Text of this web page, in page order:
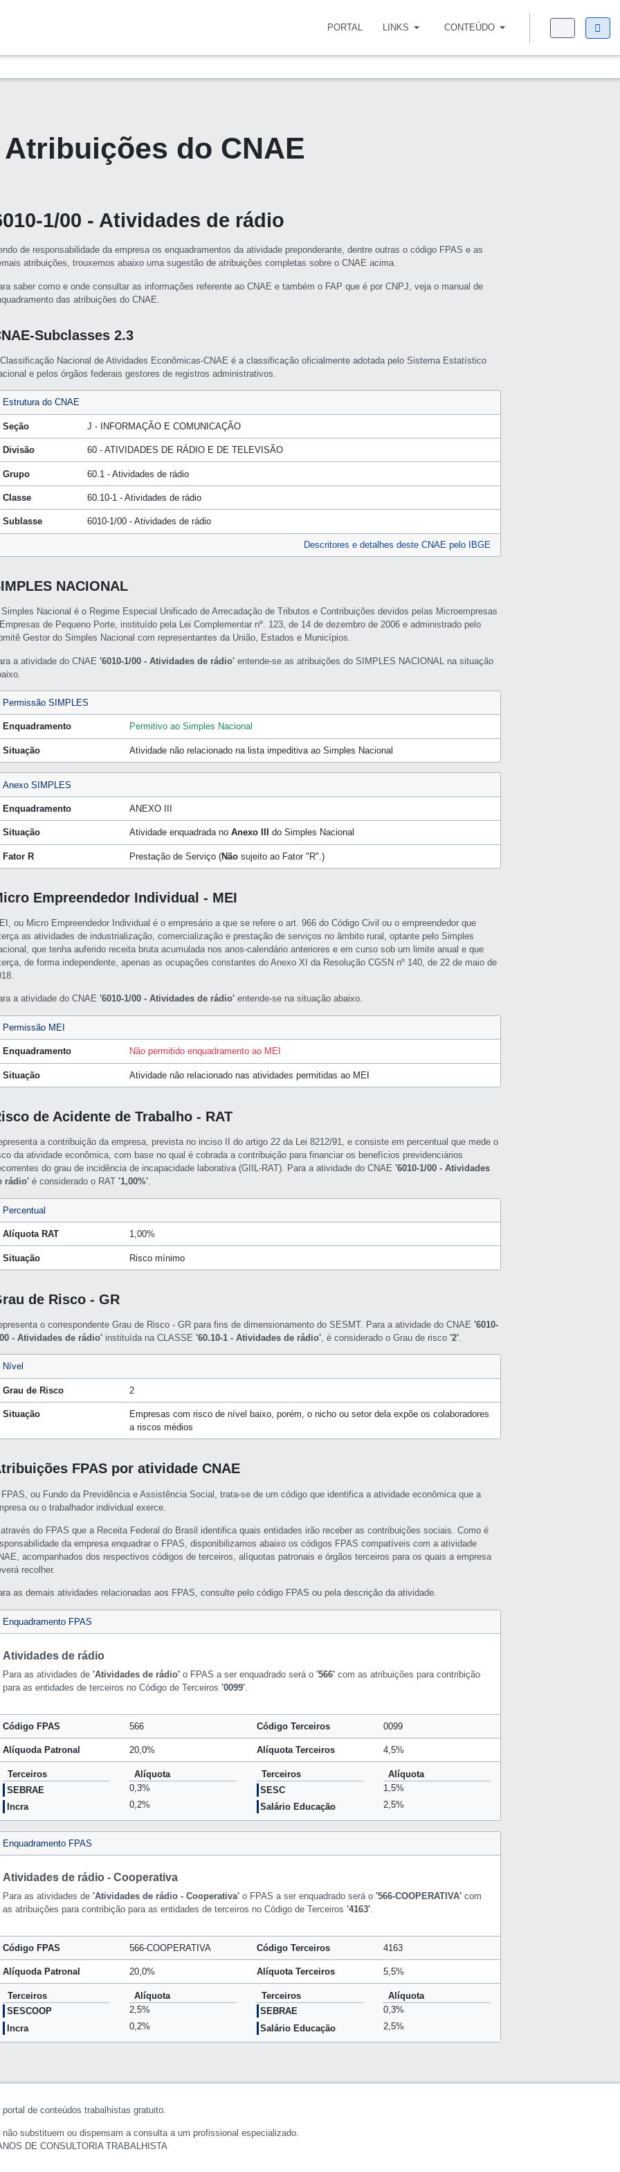
PORTAL LINKS CONTEÚDO
Atribuições do CNAE
1/00 - Atividades de rádio
de responsabilidade da empresa os enquadramentos da atividade preponderante, dentre outras o código FPAS e as
atribuições, trouxemos abaixo uma sugestão de atribuições completas sobre o CNAE acima.
saber como e onde consultar as informações referente ao CNAE e também o FAP que é por CNPJ, veja o manual de
das atribuições do CNAE.
Subclasses 2.3
Nacional de Atividades Econômicas-CNAE é a classificação oficialmente adotada pelo Sistema Estatístico
e pelos órgãos federais gestores de registros administrativos.
Estrutura do CNAE
Seção J - INFORMAÇÃO E COMUNICAÇÃO
Divisão 60 - ATIVIDADES DE RÁDIO E DE TELEVISÃO
Grupo 60.1 - Atividades de rádio
Classe 60.10-1 - Atividades de rádio
Sublasse 6010-1/00 - Atividades de rádio
Descritores e detalhes deste CNAE pelo IBGE
NACIONAL
Nacional é o Regime Especial Unificado de Arrecadação de Tributos e Contribuições devidos pelas Microempresas
de Pequeno Porte, instituído pela Lei Complementar nº. 123, de 14 de dezembro de 2006 e administrado pelo
Gestor do Simples Nacional com representantes da União, Estados e Municípios.
a atividade do CNAE'6010-1/00 - Atividades de rádio' entende-se as atribuições do SIMPLES NACIONAL na situação
Permissão SIMPLES
Enquadramento Permitivo ao Simples Nacional
Situação Atividade não relacionado na lista impeditiva ao Simples Nacional
Anexo SIMPLES
Enquadramento ANEXO III
Situação Atividade enquadrada noAnexo III do Simples Nacional
Fator R Prestação de Serviço (Não sujeito ao Fator "R".)
Empreendedor Individual - MEI
ou Micro Empreendedor Individual é o empresário a que se refere o art. 966 do Código Civil ou o empreendedor que
as atividades de industrialização, comercialização e prestação de serviços no âmbito rural, optante pelo Simples
que tenha auferido receita bruta acumulada nos anos-calendário anteriores e em curso sob um limite anual e que
de forma independente, apenas as ocupações constantes do Anexo XI da Resolução CGSN nº 140, de 22 de maio de
a atividade do CNAE'6010-1/00 - Atividades de rádio' entende-se na situação abaixo.
Permissão MEI
Enquadramento Não permitido enquadramento ao MEI
Situação Atividade não relacionado nas atividades permitidas ao MEI
de Acidente de Trabalho - RAT
a contribuição da empresa, prevista no inciso II do artigo 22 da Lei 8212/91, e consiste em percentual que mede o
da atividade econômica, com base no qual é cobrada a contribuição para financiar os benefícios previdenciários
do grau de incidência de incapacidade laborativa (GIIL-RAT). Para a atividade do CNAE'6010-1/00 - Atividades
rádio' é considerado o RAT'1,00%'.
Percentual
Alíquota RAT 1,00%
Situação Risco mínimo
de Risco - GR
o correspondente Grau de Risco - GR para fins de dimensionamento do SESMT. Para a atividade do CNAE'6010-
- Atividades de rádio' instituída na CLASSE'60.10-1 - Atividades de rádio' , é considerado o Grau de risco'2'
Nível
Grau de Risco 2
Situação
Empresas com risco de nível baixo, porém, o nicho ou setor dela expõe os colaboradores
a riscos médios
FPAS por atividade CNAE
ou Fundo da Previdência e Assistência Social, trata-se de um código que identifica a atividade econômica que a
ou o trabalhador individual exerce.
através do FPAS que a Receita Federal do Brasil identifica quais entidades irão receber as contribuições sociais. Como é
da empresa enquadrar o FPAS, disponibilizamos abaixo os códigos FPAS compatíveis com a atividade
acompanhados dos respectivos códigos de terceiros, alíquotas patronais e órgãos terceiros para os quais a empresa
recolher.
as demais atividades relacionadas aos FPAS, consulte pelo código FPAS ou pela descrição da atividade.
Enquadramento FPAS
Atividades de rádio
Para as atividades de 'Atividades de rádio'o FPAS a ser enquadrado será o '566'com as atribuições para contribição
para as entidades de terceiros no Código de Terceiros '0099'.
Código FPAS 566 Código Terceiros 0099
Alíquoda Patronal 20,0% Alíquota Terceiros 4,5%
Terceiros Alíquota Terceiros
Alíquota
SEBRAE
0,3% SESC
1,5%
Incra
0,2% Salário Educação 2,5%
Enquadramento FPAS
Atividades de rádio - Cooperativa
Para as atividades de 'Atividades de rádio - Cooperativa'o FPAS a ser enquadrado será o '566-COOPERATIVA'com
as atribuições para contribição para as entidades de terceiros no Código de Terceiros '4163'.
Código FPAS 566-COOPERATIVA Código Terceiros 4163
Alíquoda Patronal 20,0% Alíquota Terceiros 5,5%
Terceiros Alíquota Terceiros
Alíquota
SESCOOP
2,5% SEBRAE
0,3%
Incra
0,2% Salário Educação 2,5%
de conteúdos trabalhistas gratuito.
substituem ou dispensam a consulta a um profissional especializado.
DE CONSULTORIA TRABALHISTA